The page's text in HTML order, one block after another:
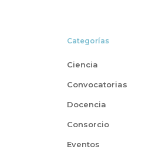
Categorías
Ciencia
Convocatorias
Docencia
Consorcio
Eventos